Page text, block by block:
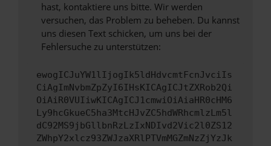
hast, kontaktiere uns bitte. Wir werden
versuchen, das Problem zu beheben. Du kannst
uns diesen Text schicken, um uns bei der
Fehlersuche zu unterstützen:
ewogICJuYW1lIjogIk5ldHdvcmtFcnJvciIs
CiAgImNvbmZpZyI6IHsKICAgICJtZXRob2Qi
OiAiR0VUIiwKICAgICJ1cmwiOiAiaHR0cHM6
Ly9hcGkueC5ha3MtcHJvZC5hdWRhcmlzLm5l
dC92MS9jbGllbnRzLzIxNDIvd2Vic2l0ZS12
ZWhpY2xlcz93ZWJzaXRlPTVmMGZmNzZjYzJk